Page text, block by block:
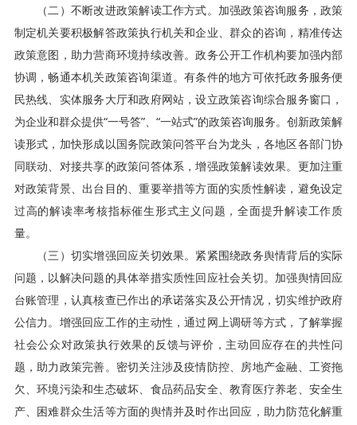
（二）不断改进政策解读工作方式。加强政策咨询服务，政策
制定机关要积极解答政策执行机关和企业、群众的咨询，精准传达
政策意图，助力营商环境持续改善。政务公开工作机构要加强内部
协调，畅通本机关政策咨询渠道。有条件的地方可依托政务服务便
民热线、实体服务大厅和政府网站，设立政策咨询综合服务窗口，
为企业和群众提供“一号答”、“一站式”的政策咨询服务。创新政策解
读形式，加快形成以国务院政策问答平台为龙头，各地区各部门协
同联动、对接共享的政策问答体系，增强政策解读效果。更加注重
对政策背景、出台目的、重要举措等方面的实质性解读，避免设定
过高的解读率考核指标催生形式主义问题，全面提升解读工作质
量。
（三）切实增强回应关切效果。紧紧围绕政务舆情背后的实际
问题，以解决问题的具体举措实质性回应社会关切。加强舆情回应
台账管理，认真核查已作出的承诺落实及公开情况，切实维护政府
公信力。增强回应工作的主动性，通过网上调研等方式，了解掌握
社会公众对政策执行效果的反馈与评价，主动回应存在的共性问
题，助力政策完善。密切关注涉及疫情防控、房地产金融、工资拖
欠、环境污染和生态破坏、食品药品安全、教育医疗养老、安全生
产、困难群众生活等方面的舆情并及时作出回应，助力防范化解重